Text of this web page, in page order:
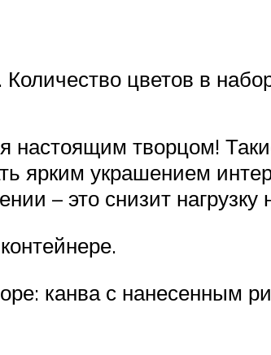
цветов в
творцом!
ярким украшением
– это снизит нагрузку
канва с нанесенным